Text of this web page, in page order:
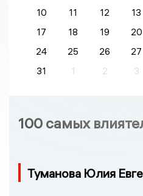
10
11 12 13
17
18 19 20
24
25 26 27
31
1 2 3
100 самых
Туманова Юлия